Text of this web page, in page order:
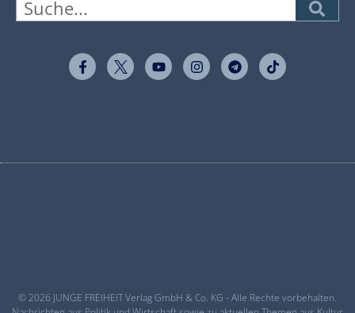
© 2026 JUNGE FREIHEIT Verlag GmbH & Co. KG - Alle Rechte vorbehalten.